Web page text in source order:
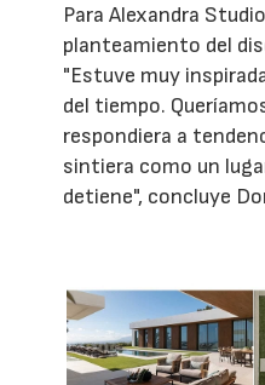
Para Alexandra
planteamiento del
"Estuve muy
del tiempo.
respondiera a
sintiera como un
detiene", concluye